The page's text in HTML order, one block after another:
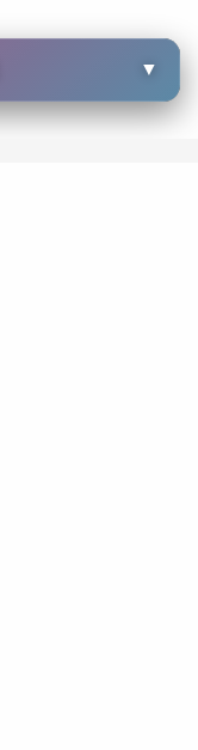
▼